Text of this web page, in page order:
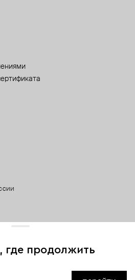
где продолжить
его использование,